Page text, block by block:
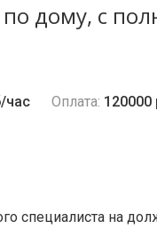
дому, с
час Оплата:
специалиста на